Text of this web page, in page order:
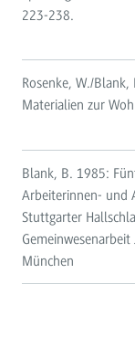
223-238.
Rosenke, W./
Materialien zur
Blank, B. 1985:
Arbeiterinnen- und
Stuttgarter
München